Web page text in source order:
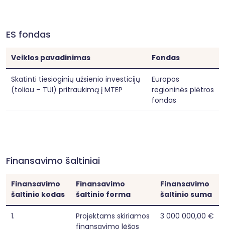
ES fondas
Veiklos pavadinimas Fondas
Skatinti tiesioginių užsienio investicijų
(toliau – TUI) pritraukimą į MTEP
Europos
regioninės plėtros
fondas
Finansavimo šaltiniai
Finansavimo
šaltinio kodas
Finansavimo
šaltinio forma
Finansavimo
šaltinio suma
1.
Projektams skiriamos
finansavimo lėšos
3 000 000,00 €